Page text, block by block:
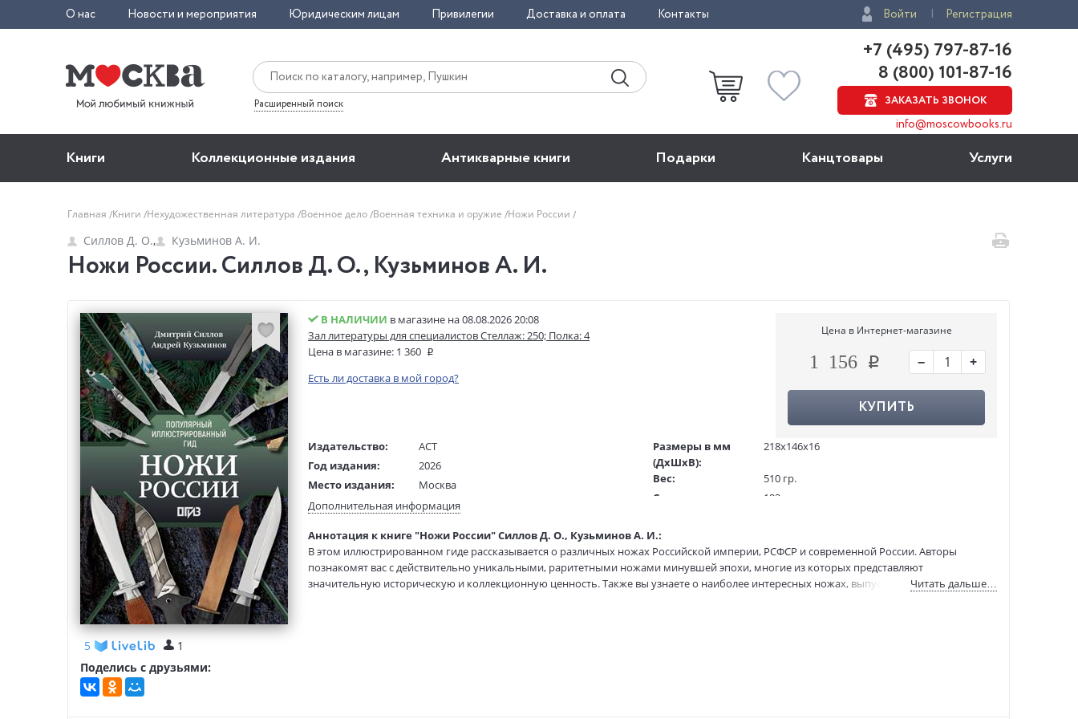
О нас Новости и мероприятия Юридическим лицам Привилегии Доставка и оплата Контакты Войти Регистрация
Расширенный поиск
+7 (495) 797-87-16
8 (800) 101-87-16
ЗАКАЗАТЬ ЗВОНОК
info@moscowbooks.ru
Книги Коллекционные издания Антикварные книги Подарки Канцтовары Услуги
Главная Книги Нехудожественная литература Военное дело Военная техника и оружие Ножи России
Силлов Д. О., Кузьминов А. И.
Ножи России. Силлов Д. О., Кузьминов А. И.
5
1
Поделись с друзьями:
В НАЛИЧИИ в магазине на 08.08.2026 20:08
Зал литературы для специалистов Стеллаж: 250; Полка: 4
Цена в магазине: 1 360
Есть ли доставка в мой город?
Цена в Интернет-магазине
1 156 − +
КУПИТЬ
Издательство:
АСТ
Год издания:
2026
Место издания:
Москва
Возраст:
16+
Редактор/
составитель:
Гусовская Виктория
Тип обложки:
Твердый переплет
70х90 1/16
Размеры в мм
(ДхШхВ):
218x146x16
Вес:
510 гр.
Страниц:
192
Код товара:
Артикул:
ASE000000000887710
ISBN:
978-5-17-172155-8
В продаже с:
11.03.2026
Дополнительная информация
Аннотация к книге "Ножи России" Силлов Д. О., Кузьминов А. И.:
В этом иллюстрированном гиде рассказывается о различных ножах Российской империи, РСФСР и современной России. Авторы
познакомят вас с действительно уникальными, раритетными ножами минувшей эпохи, многие из которых представляют
значительную историческую и коллекционную ценность. Также вы узнаете о наиболее интересных ножах, выпускаемых ведущими
Читать дальше…